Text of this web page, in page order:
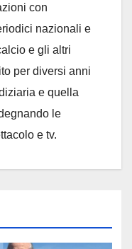
con
nazionali e
e gli altri
per diversi anni
e quella
le
e tv.